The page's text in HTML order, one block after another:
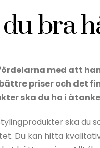
bra
med att
priser och det
ska du ha i
ska du
Du kan hitta